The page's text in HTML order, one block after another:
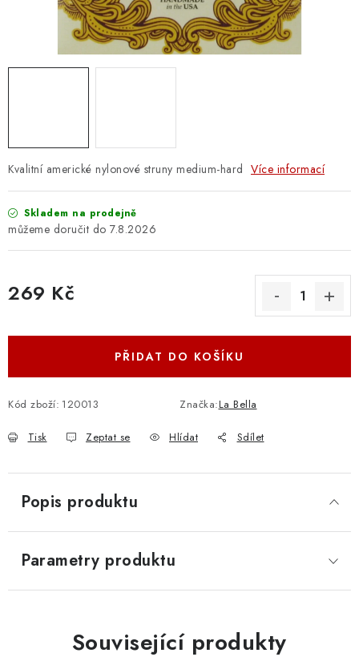
AKCE A SLEVY
OBCHODNÍ PODMÍNKY
ODSTOUPENÍ OD SMLOUVY
ZÁSADY ZPRACOVÁNÍ OSOBNÍCH ÚDAJŮ
KONTAKTY
ODSTOUPENÍ OD SMLOUVY
ZÁSADY ZPRACOVÁNÍ OSOBNÍCH ÚDAJŮ
Kvalitní americké nylonové struny medium-hard Více informací
Skladem na prodejně
7.8.2026
269 Kč
PŘIDAT DO KOŠÍKU
Kód zboží: 120013 Značka:La Bella
Tisk Zeptat se Hlídat Sdílet
Popis produktu
Parametry produktu
Související produkty